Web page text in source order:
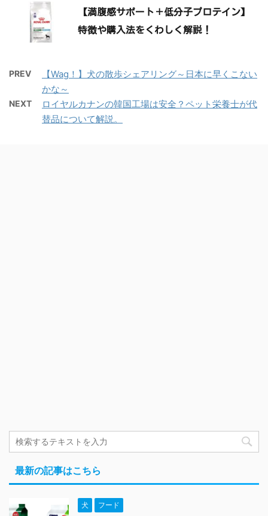
【満腹感サポート＋低分子プロテイン】
特徴や購入法をくわしく解説！
PREV
【Wag！】犬の散歩シェアリング～日本に早くこない
かな～
NEXT
ロイヤルカナンの韓国工場は安全？ペット栄養士が代
替品について解説。
最新の記事はこちら
犬 フード